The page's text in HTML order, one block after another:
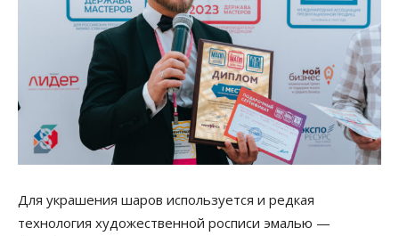
Для украшения шаров используется и редкая
технология художественной росписи эмалью —